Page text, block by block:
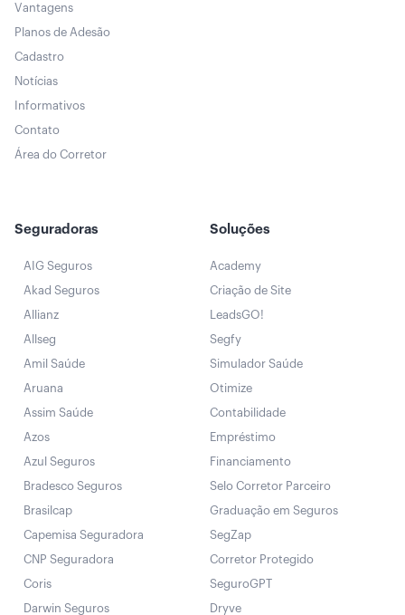
Vantagens
Planos de Adesão
Cadastro
Notícias
Informativos
Contato
Área do Corretor
Seguradoras
AIG Seguros
Akad Seguros
Allianz
Allseg
Amil Saúde
Aruana
Assim Saúde
Azos
Azul Seguros
Bradesco Seguros
Brasilcap
Capemisa Seguradora
CNP Seguradora
Coris
Darwin Seguros
Soluções
Academy
Criação de Site
LeadsGO!
Segfy
Simulador Saúde
Otimize
Contabilidade
Empréstimo
Financiamento
Selo Corretor Parceiro
Graduação em Seguros
SegZap
Corretor Protegido
SeguroGPT
Dryve